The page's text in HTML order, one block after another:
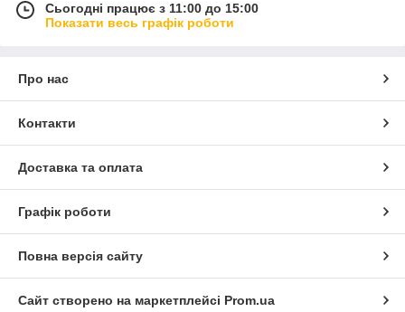
Сьогодні працює з 11:00 до 15:00
Показати весь графік роботи
Про нас
Контакти
Доставка та оплата
Графік роботи
Повна версія сайту
Сайт створено на маркетплейсі Prom.ua